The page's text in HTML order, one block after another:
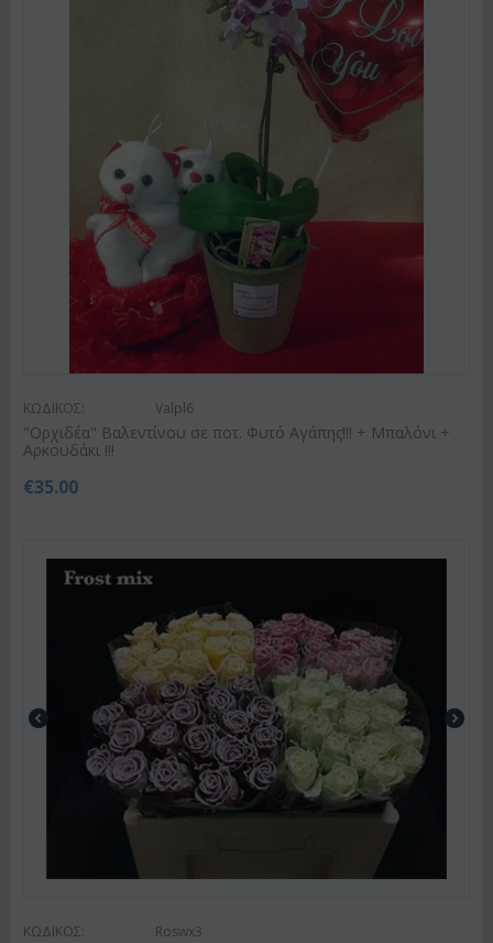
ΚΩΔΙΚΟΣ: Valpl6
"Ορχιδέα" Βαλεντίνου σε ποτ. Φυτό Αγάπης!!! + Μπαλόνι +
Αρκουδάκι !!!
€35.00
ΚΩΔΙΚΟΣ: Roswx3